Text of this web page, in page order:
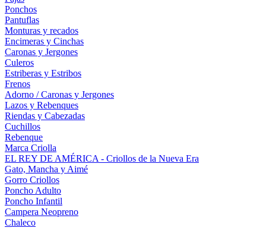
Ponchos
Pantuflas
Monturas y recados
Encimeras y Cinchas
Caronas y Jergones
Culeros
Estriberas y Estribos
Frenos
Adorno / Caronas y Jergones
Lazos y Rebenques
Riendas y Cabezadas
Cuchillos
Rebenque
Marca Criolla
EL REY DE AMÉRICA - Criollos de la Nueva Era
Gato, Mancha y Aimé
Gorro Criollos
Poncho Adulto
Poncho Infantil
Campera Neopreno
Chaleco